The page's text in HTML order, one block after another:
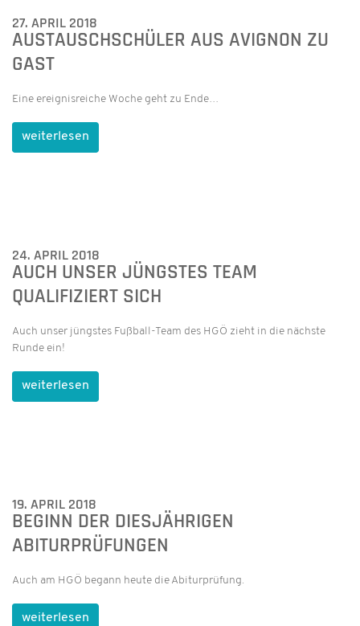
27. APRIL 2018
AUSTAUSCHSCHÜLER AUS AVIGNON ZU
GAST
Eine ereignisreiche Woche geht zu Ende…
weiterlesen
24. APRIL 2018
AUCH UNSER JÜNGSTES TEAM
QUALIFIZIERT SICH
Auch unser jüngstes Fußball-Team des HGÖ zieht in die nächste
Runde ein!
weiterlesen
19. APRIL 2018
BEGINN DER DIESJÄHRIGEN
ABITURPRÜFUNGEN
Auch am HGÖ begann heute die Abiturprüfung.
weiterlesen